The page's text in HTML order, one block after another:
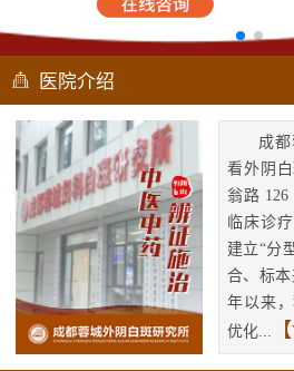
医院介绍
成
看外阴
翁路
临床诊
建立“分
合、标
年以来
优化...